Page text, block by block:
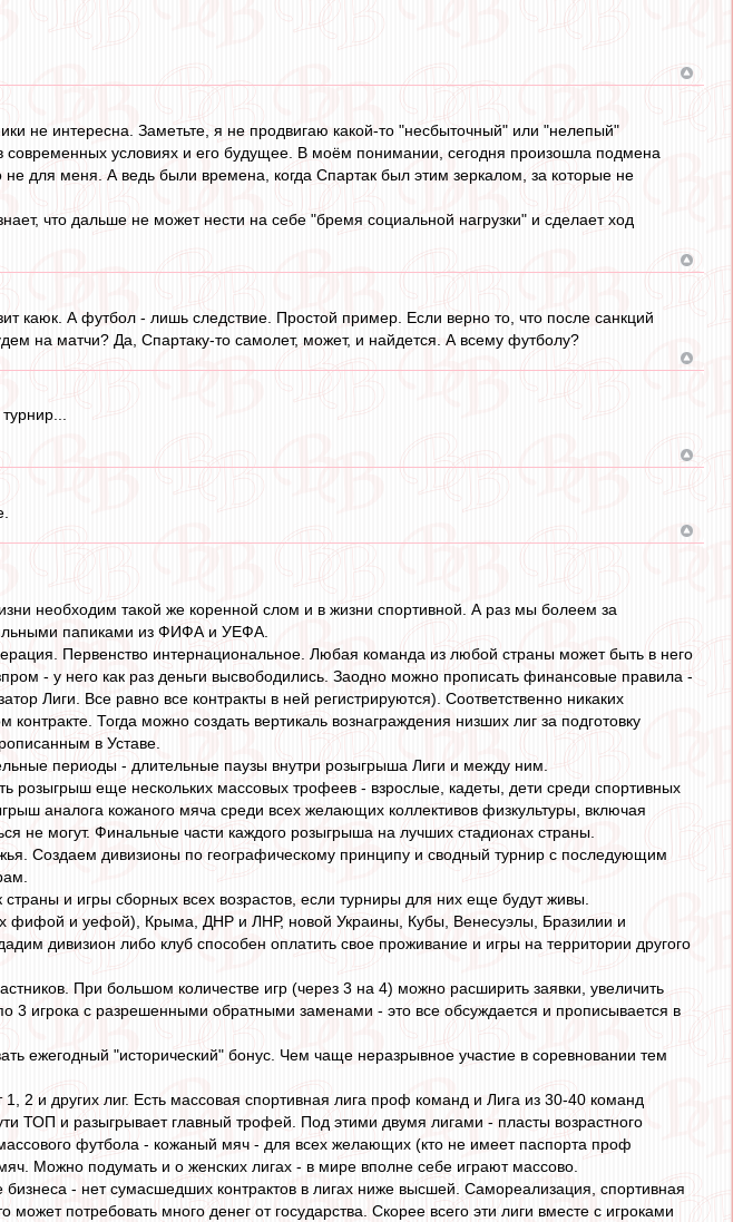
не интересна. Заметьте, я не продвигаю какой-то "несбыточный" или "нелепый"
условиях и его будущее. В моём понимании, сегодня произошла подмена
не для меня. А ведь были времена, когда Спартак был этим зеркалом, за которые не
что дальше не может нести на себе "бремя социальной нагрузки" и сделает ход
каюк. А футбол - лишь следствие. Простой пример. Если верно то, что после санкций
на матчи? Да, Спартаку-то самолет, может, и найдется. А всему футболу?
необходим такой же коренной слом и в жизни спортивной. А раз мы болеем за
папиками из ФИФА и УЕФА.
Первенство интернациональное. Любая команда из любой страны может быть в него
- у него как раз деньги высвободились. Заодно можно прописать финансовые правила -
Лиги. Все равно все контракты в ней регистрируются). Соответственно никаких
Тогда можно создать вертикаль вознаграждения низших лиг за подготовку
в Уставе.
периоды - длительные паузы внутри розыгрыша Лиги и между ним.
еще нескольких массовых трофеев - взрослые, кадеты, дети среди спортивных
аналога кожаного мяча среди всех желающих коллективов физкультуры, включая
не могут. Финальные части каждого розыгрыша на лучших стадионах страны.
Создаем дивизионы по географическому принципу и сводный турнир с последующим
и игры сборных всех возрастов, если турниры для них еще будут живы.
фифой и уефой), Крыма, ДНР и ЛНР, новой Украины, Кубы, Венесуэлы, Бразилии и
дивизион либо клуб способен оплатить свое проживание и игры на территории другого
При большом количестве игр (через 3 на 4) можно расширить заявки, увеличить
3 игрока с разрешенными обратными заменами - это все обсуждается и прописывается в
ежегодный "исторический" бонус. Чем чаще неразрывное участие в соревновании тем
2 и других лиг. Есть массовая спортивная лига проф команд и Лига из 30-40 команд
ТОП и разыгрывает главный трофей. Под этими двумя лигами - пласты возрастного
футбола - кожаный мяч - для всех желающих (кто не имеет паспорта проф
Можно подумать и о женских лигах - в мире вполне себе играют массово.
- нет сумасшедших контрактов в лигах ниже высшей. Самореализация, спортивная
потребовать много денег от государства. Скорее всего эти лиги вместе с игроками